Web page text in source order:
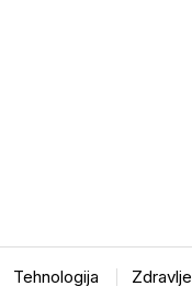
Tehnologija Zdravlje